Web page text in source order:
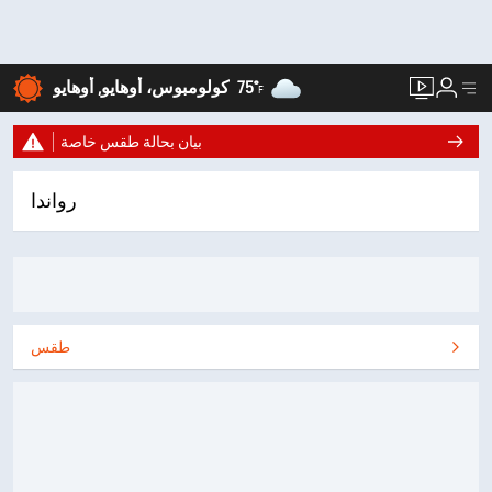
كولومبوس، أوهايو, أوهايو 75°F
بيان بحالة طقس خاصة
رواندا
طقس